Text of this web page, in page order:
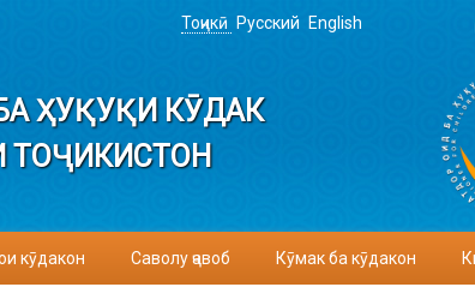
Тоҷикӣ Русский English
ҲУҚУҚИ КӮДАК
ТОҶИКИСТОН
кӯдакон Саволу ҷавоб Кӯмак ба кӯдакон